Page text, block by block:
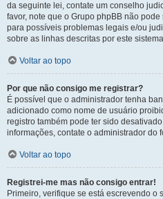
da seguinte lei, contate um conselho
favor, note que o Grupo phpBB não
para possíveis problemas legais e/ou
sobre as linhas descritas por este
Voltar ao topo
Por que não consigo me registrar?
É possível que o administrador tenha
adicionado como nome de usuário
registro também pode ter sido
informações, contate o administrador do
Voltar ao topo
Registrei-me mas não consigo entrar!
Primeiro, verifique se está escrevendo o